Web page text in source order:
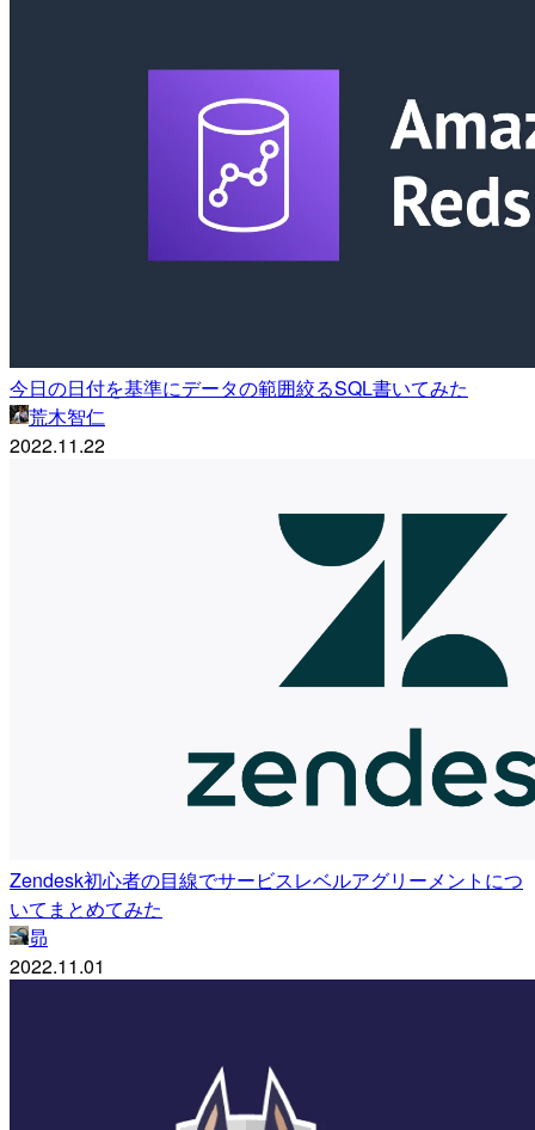
今日の日付を基準にデータの範囲絞るSQL書いてみた
荒木智仁
2022.11.22
Zendesk初心者の目線でサービスレベルアグリーメントにつ
いてまとめてみた
昴
2022.11.01